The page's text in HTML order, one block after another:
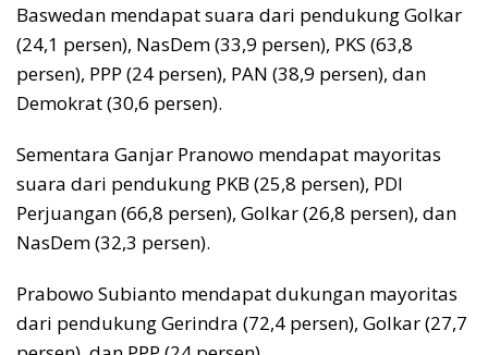
Baswedan mendapat suara dari pendukung Golkar
(24,1 persen), NasDem (33,9 persen), PKS (63,8
persen), PPP (24 persen), PAN (38,9 persen), dan
Demokrat (30,6 persen).
Sementara Ganjar Pranowo mendapat mayoritas
suara dari pendukung PKB (25,8 persen), PDI
Perjuangan (66,8 persen), Golkar (26,8 persen), dan
NasDem (32,3 persen).
Prabowo Subianto mendapat dukungan mayoritas
dari pendukung Gerindra (72,4 persen), Golkar (27,7